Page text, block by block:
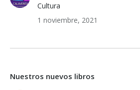
Cultura
1 noviembre, 2021
Nuestros nuevos libros